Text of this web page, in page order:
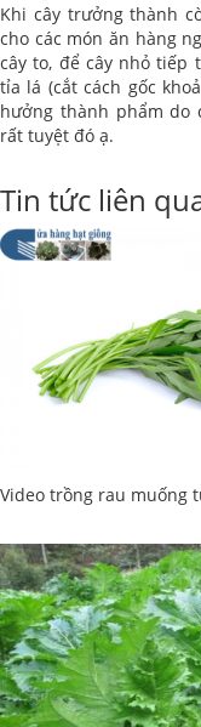
Khi cây trưởng thành
cho các món ăn hàng
cây to, để cây nhỏ tiếp
tỉa lá (cắt cách gốc
hưởng thành phẩm do
rất tuyệt đó ạ.
Tin tức liên
Video trồng rau muống